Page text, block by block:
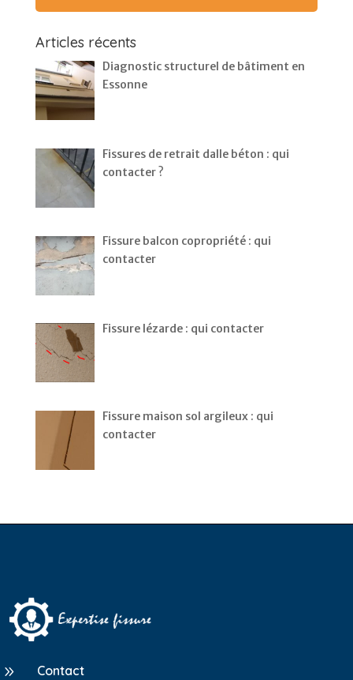
Articles récents
Diagnostic structurel de bâtiment en
Essonne
Fissures de retrait dalle béton : qui
contacter ?
Fissure balcon copropriété : qui
contacter
Fissure lézarde : qui contacter
Fissure maison sol argileux : qui
contacter
9 Contact